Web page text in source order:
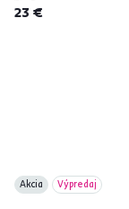
23 €
Akcia Výpredaj